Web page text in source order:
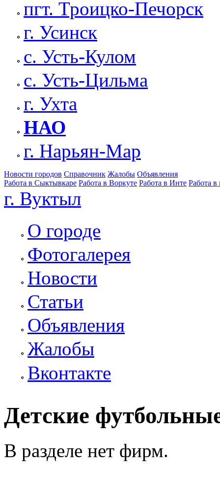
пгт. Троицко-Печорск
г. Усинск
с. Усть-Кулом
с. Усть-Цильма
г. Ухта
НАО
г. Нарьян-Мар
Новости городов Справочник Жалобы Объявления
Работа в Сыктывкаре Работа в Воркуте Работа в Инте Работа в
г. Вуктыл
О городе
Фотогалерея
Новости
Статьи
Объявления
Жалобы
Вконтакте
Детские
В разделе нет фирм.